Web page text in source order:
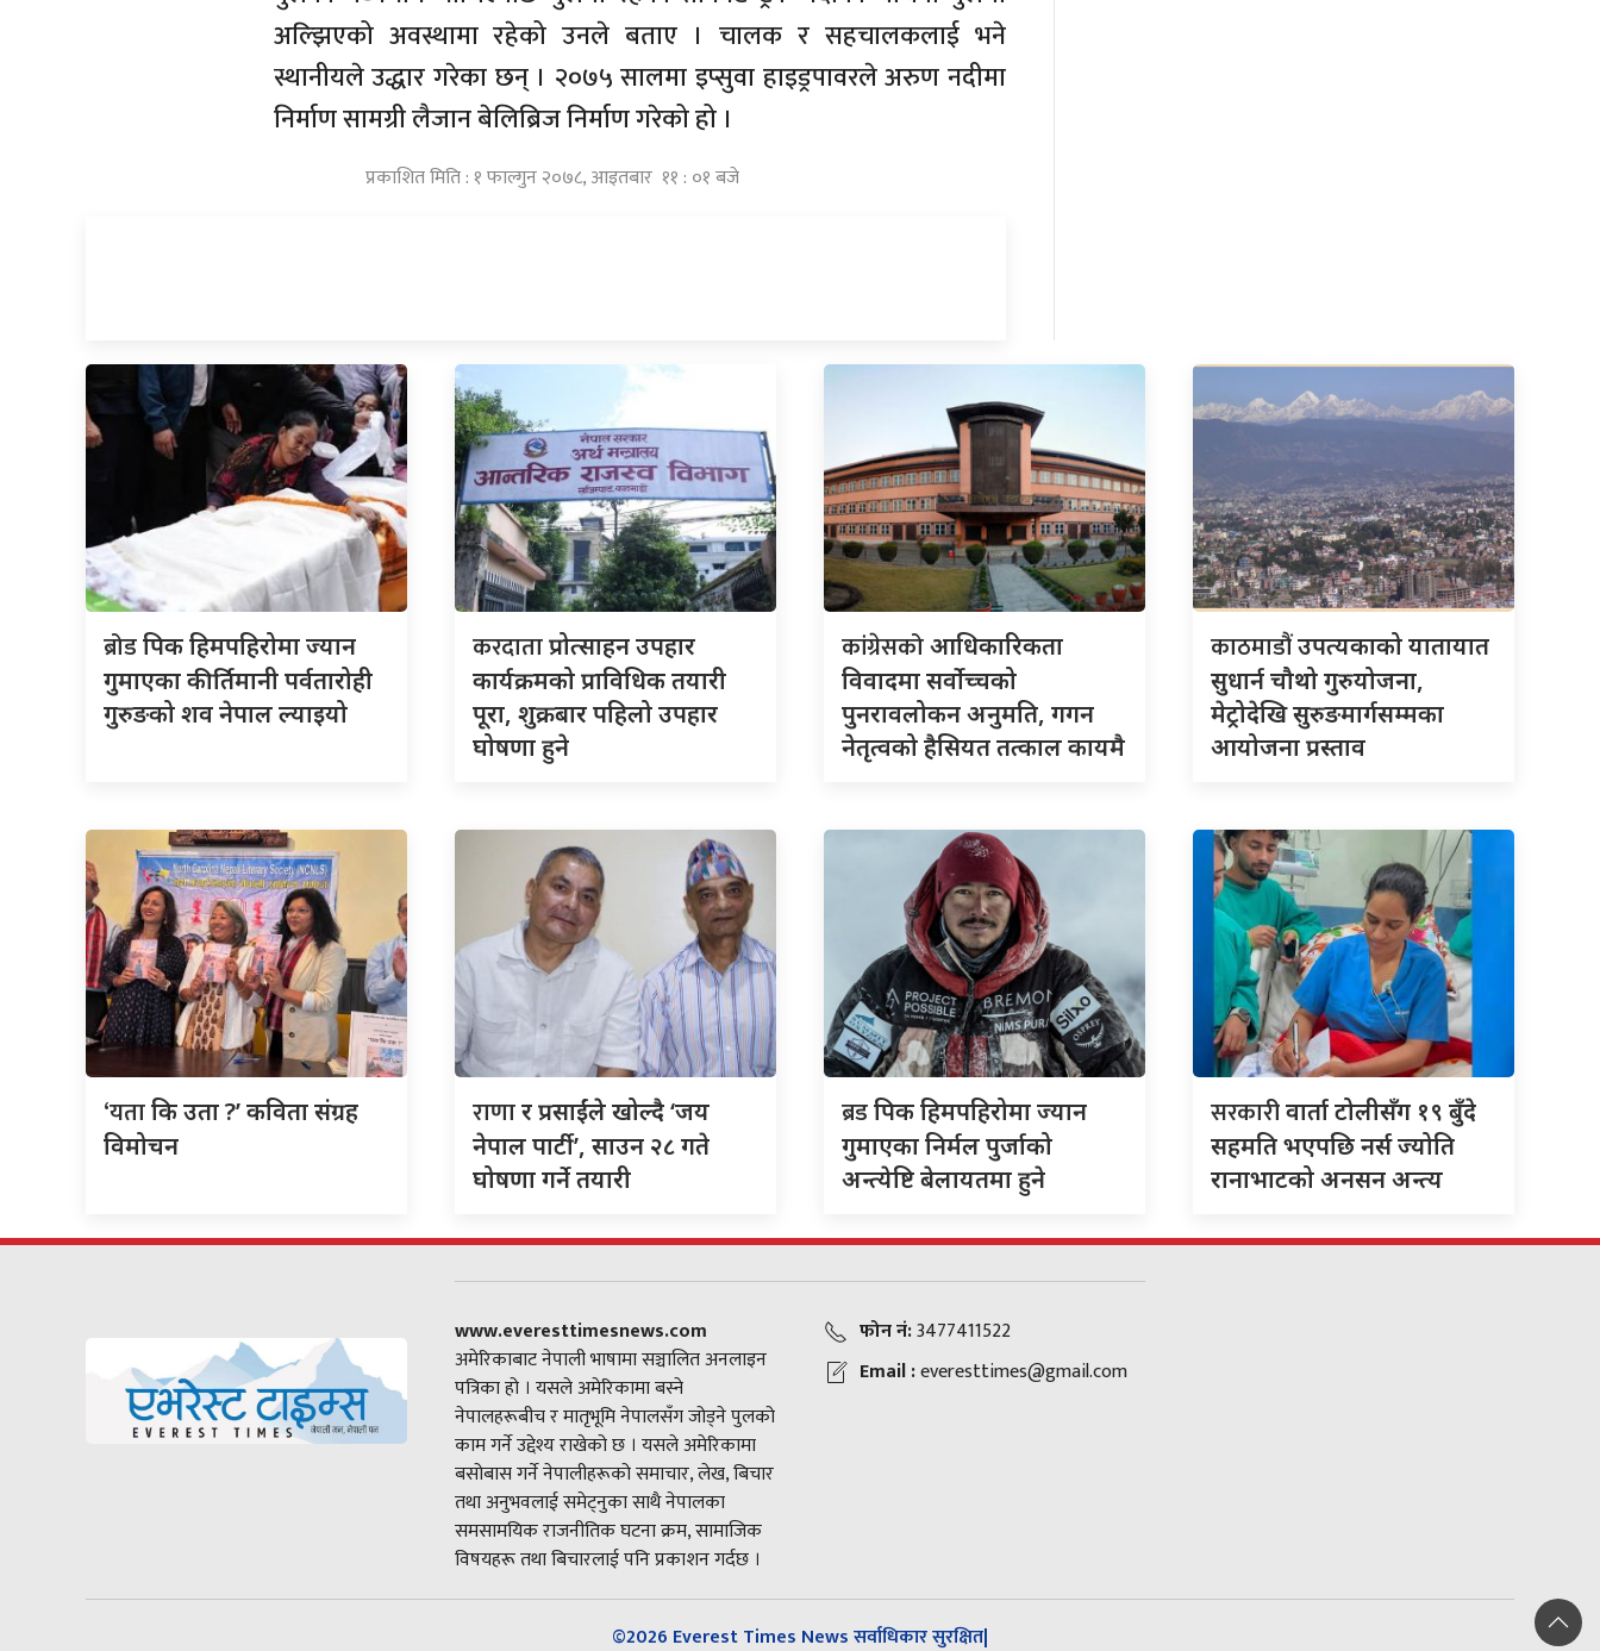
अल्झिएको अवस्थामा रहेको उनले बताए । चालक र सहचालकलाई भने
स्थानीयले उद्धार गरेका छन् । २०७५ सालमा इप्सुवा हाइड्रपावरले अरुण नदीमा
निर्माण सामग्री लैजान बेलिब्रिज निर्माण गरेको हो ।
प्रकाशित मिति : १ फाल्गुन २०७८, आइतबार ११ : ०१ बजे
ब्रोडपिक हिमपहिरोमा ज्यान
गुमाएका कीर्तिमानी पर्वतारोही
गुरुङको शव नेपाल ल्याइयो
करदाताप्रोत्साहन उपहार
कार्यक्रमको प्राविधिक तयारी
पूरा, शुक्रबार पहिलो उपहार
घोषणा हुने
कांग्रेसकोआधिकारिकता
विवादमा सर्वोच्चको
पुनरावलोकन अनुमति, गगन
नेतृत्वको हैसियत तत्काल कायमै
काठमाडौंउपत्यकाको यातायात
सुधार्न चौथो गुरुयोजना,
मेट्रोदेखि सुरुङमार्गसम्मका
आयोजना प्रस्ताव
‘यताकि उता ?’ कविता संग्रह
विमोचन
राणार प्रसाईंले खोल्दै ‘जय
नेपाल पार्टी’, साउन २८ गते
घोषणा गर्ने तयारी
ब्रडपिक हिमपहिरोमा ज्यान
गुमाएका निर्मल पुर्जाको
अन्त्येष्टि बेलायतमा हुने
सरकारीवार्ता टोलीसँग १९ बुँदे
सहमति भएपछि नर्स ज्योति
रानाभाटको अनसन अन्त्य
www.everesttimesnews.com
अमेरिकाबाट नेपाली भाषामा सञ्चालित अनलाइन
पत्रिका हो । यसले अमेरिकामा बस्ने
नेपालहरूबीच र मातृभूमि नेपालसँग जोड्ने पुलको
काम गर्ने उद्देश्य राखेको छ । यसले अमेरिकामा
बसोबास गर्ने नेपालीहरूको समाचार, लेख, बिचार
तथा अनुभवलाई समेट्नुका साथै नेपालका
समसामयिक राजनीतिक घटना क्रम, सामाजिक
विषयहरू तथा बिचारलाई पनि प्रकाशन गर्दछ ।
फोन नं:3477411522
Email :everesttimes@gmail.com
©2026 Everest Times News सर्वाधिकार सुरक्षित|